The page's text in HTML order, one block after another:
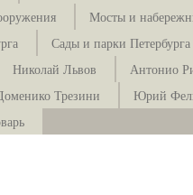
Мосты и
Сады и парки Петербурга
Николай Львов
Антонио
Трезини
Юрий